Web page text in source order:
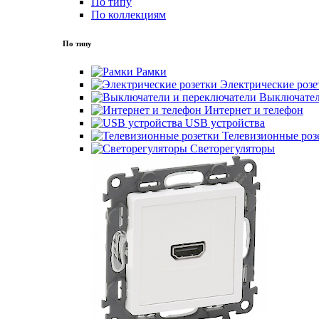
По коллекциям
По типу
Рамки
Электрические
Интернет и телефон
USB устройства
Телевизионные
Светорегуляторы